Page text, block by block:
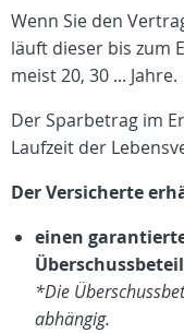
Wenn Sie den
läuft dieser bis zum
meist 20, 30 ... Jahre.
Der Sparbetrag im
Laufzeit der
Der Versicherte
einen
*Die
abhängig.